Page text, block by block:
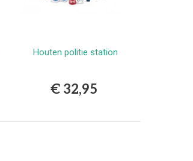
Bestellen
Houten politie station
€ 32,95